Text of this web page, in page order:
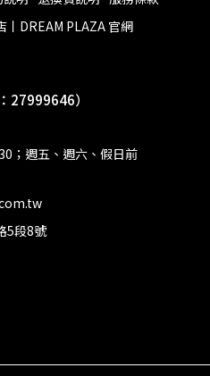
丨DREAM PLAZA 官網
27999646）
；週五、週六、假日前
5段8號